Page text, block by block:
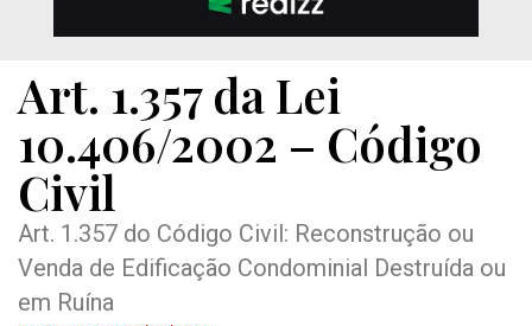
Art. 1.357 da Lei
10.406/2002 – Código
Civil
Art. 1.357 do Código Civil: Reconstrução ou
Venda de Edificação Condominial Destruída ou
em Ruína